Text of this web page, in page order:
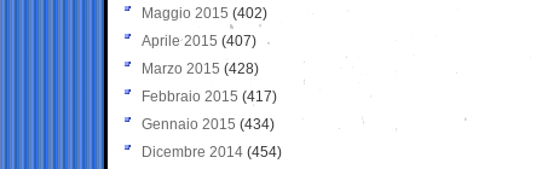
Maggio 2015 (402)
Aprile 2015 (407)
Marzo 2015 (428)
Febbraio 2015 (417)
Gennaio 2015 (434)
Dicembre 2014 (454)